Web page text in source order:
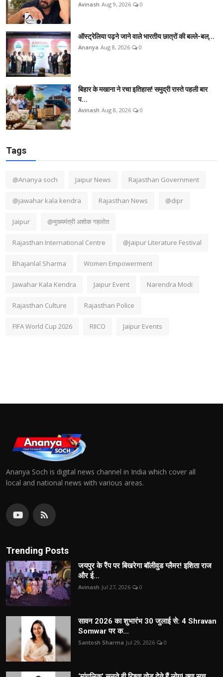
Avinash Aug 9, 2026 0
ऑस्ट्रेलिया पढ़ने जाने वाले भारतीय छात्रों की बल्ले-बल्...
Ananya Aug 8, 2026 0
बिहार के मखाना ने रचा इतिहास! समुद्री रास्ते पहली बार
प...
Avinash Aug 8, 2026 0
Tags
@Ananya soch Jaipur News Rajasthan Government
@jawahar kala kendra Rajasthan News @dipr
Jaipur @मुख्यमंत्री अशोक गहलोत
Rajasthan International Centre @Jaipur Literature Festival
Bhajanlal Sharma Women Empowerment
Jawahar Kala Kendra Jaipur Event Narendra Modi
Rajasthan Culture Rajasthan Police
FIFA World Cup 2026 RIICO Jaipur Events
Ananya Soch is digital news channel in India which cover all
local and national news with various areas.
Trending Posts
जयपुर के रैंप पर बिखरेगा बॉलीवुड ग्लैमर! इशिता राज
और ई...
Avinash Jul 27, 2026 0
सावन 2026 का शुभारंभ 30 जुलाई से: 4 Shravan
Somwar पर क...
Santosh Sharma Jul 29, 2026 0